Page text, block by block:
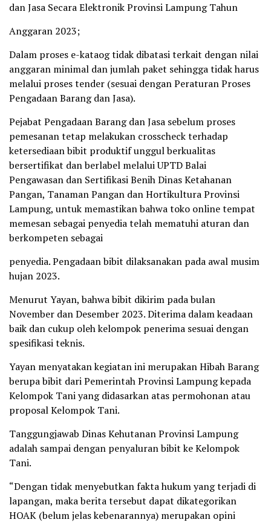
dan Jasa Secara Elektronik Provinsi Lampung Tahun
Anggaran 2023;
Dalam proses e-kataog tidak dibatasi terkait dengan nilai
anggaran minimal dan jumlah paket sehingga tidak harus
melalui proses tender (sesuai dengan Peraturan Proses
Pengadaan Barang dan Jasa).
Pejabat Pengadaan Barang dan Jasa sebelum proses
pemesanan tetap melakukan crosscheck terhadap
ketersediaan bibit produktif unggul berkualitas
bersertifikat dan berlabel melalui UPTD Balai
Pengawasan dan Sertifikasi Benih Dinas Ketahanan
Pangan, Tanaman Pangan dan Hortikultura Provinsi
Lampung, untuk memastikan bahwa toko online tempat
memesan sebagai penyedia telah mematuhi aturan dan
berkompeten sebagai
penyedia. Pengadaan bibit dilaksanakan pada awal musim
hujan 2023.
Menurut Yayan, bahwa bibit dikirim pada bulan
November dan Desember 2023. Diterima dalam keadaan
baik dan cukup oleh kelompok penerima sesuai dengan
spesifikasi teknis.
Yayan menyatakan kegiatan ini merupakan Hibah Barang
berupa bibit dari Pemerintah Provinsi Lampung kepada
Kelompok Tani yang didasarkan atas permohonan atau
proposal Kelompok Tani.
Tanggungjawab Dinas Kehutanan Provinsi Lampung
adalah sampai dengan penyaluran bibit ke Kelompok
Tani.
“Dengan tidak menyebutkan fakta hukum yang terjadi di
lapangan, maka berita tersebut dapat dikategorikan
HOAK (belum jelas kebenarannya) merupakan opini